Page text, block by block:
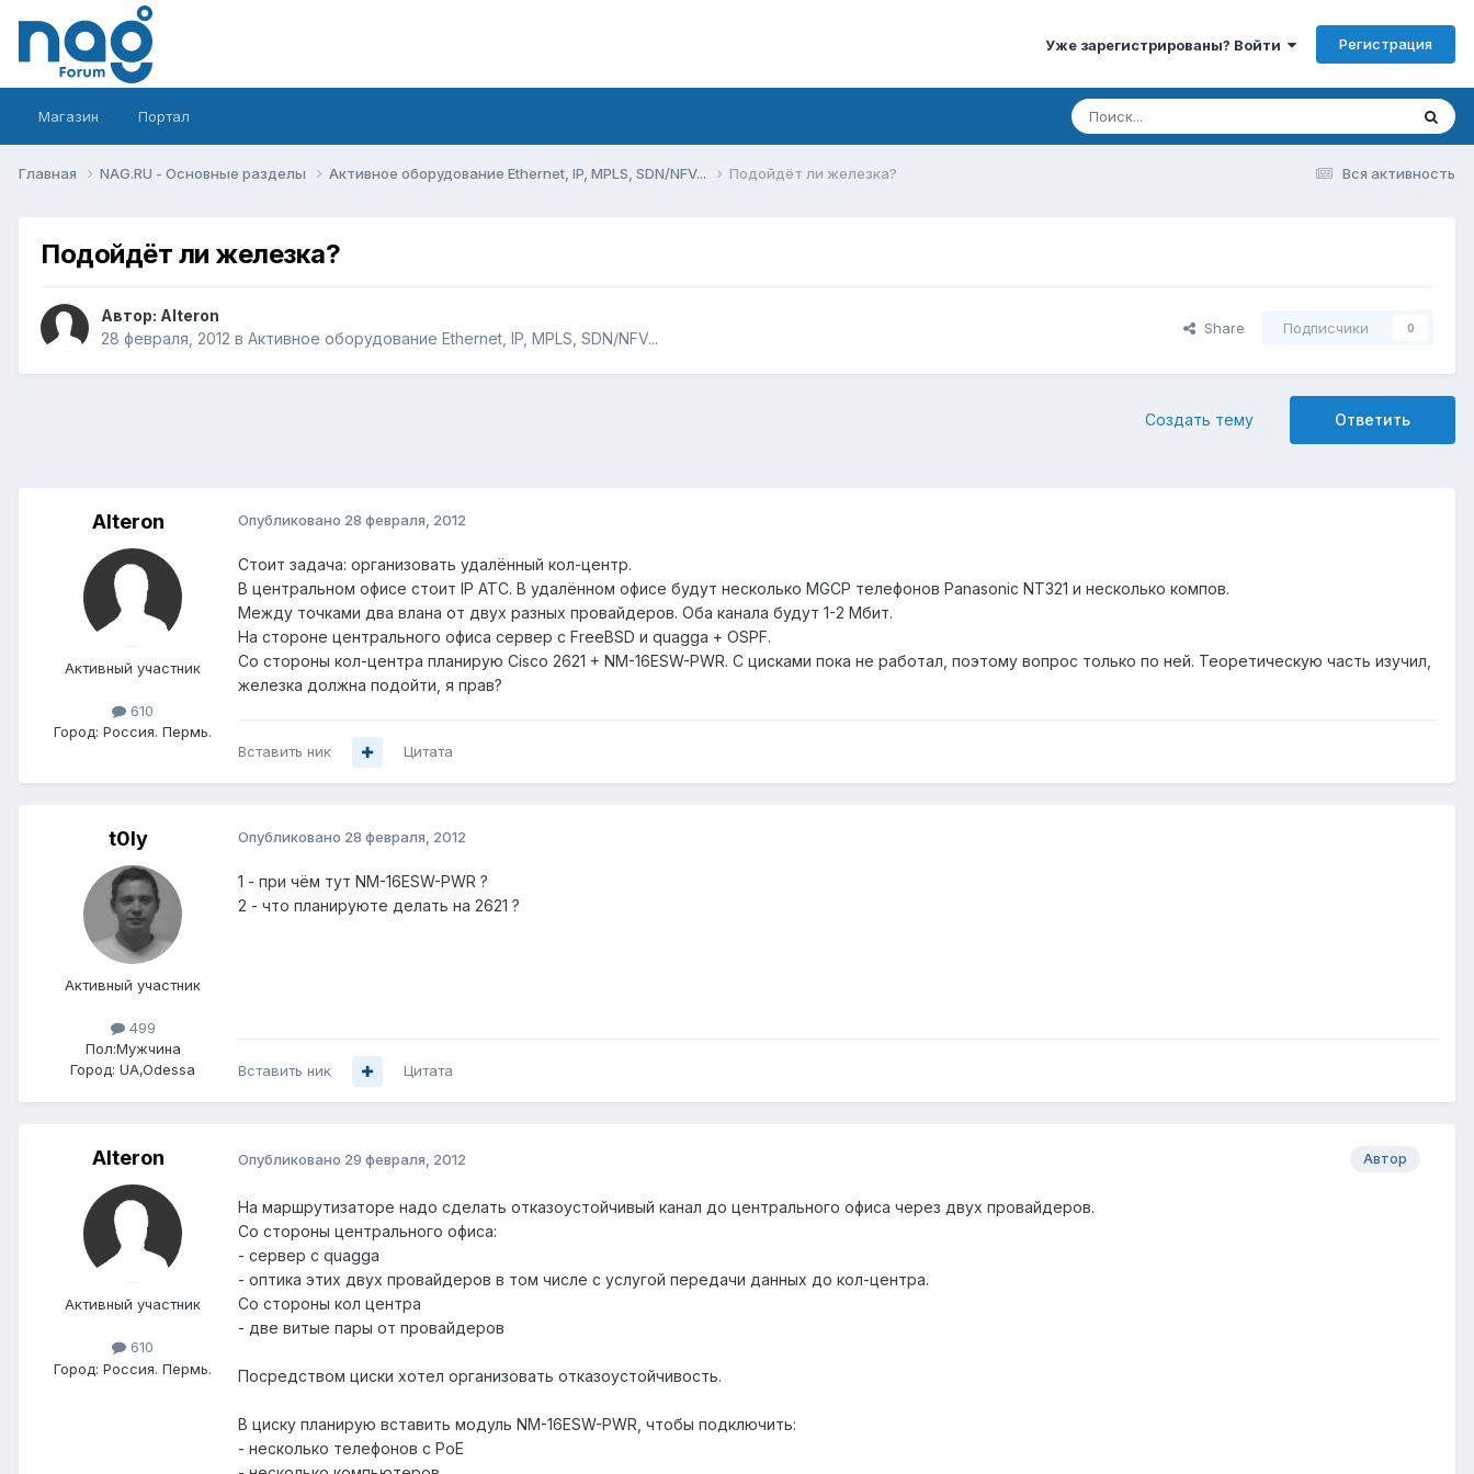
Уже зарегистрированы? Войти Регистрация
Магазин Портал
Вся активность
Главная NAG.RU - Основные разделы Активное оборудование Ethernet, IP, MPLS, SDN/NFV... Подойдёт ли железка?
Подойдёт ли железка?
Автор: Alteron
28 февраля, 2012 в Активное оборудование Ethernet, IP, MPLS, SDN/NFV...
Share Подписчики 0
Ответить
Создать тему
Alteron
Активный участник
610
Город: Россия. Пермь.
Опубликовано 28 февраля, 2012
Стоит задача: организовать удалённый кол-центр.
В центральном офисе стоит IP АТС. В удалённом офисе будут несколько MGCP телефонов Panasonic NT321 и несколько компов.
Между точками два влана от двух разных провайдеров. Оба канала будут 1-2 Мбит.
На стороне центрального офиса сервер с FreeBSD и quagga + OSPF.
Со стороны кол-центра планирую Cisco 2621 + NM-16ESW-PWR. C цисками пока не работал, поэтому вопрос только по ней. Теоретическую часть изучил,
железка должна подойти, я прав?
Вставить ник Цитата
t0ly
Активный участник
499
Пол:Мужчина
Город: UA,Odessa
Опубликовано 28 февраля, 2012
1 - при чём тут NM-16ESW-PWR ?
2 - что планируюте делать на 2621 ?
Вставить ник Цитата
Alteron
Активный участник
610
Город: Россия. Пермь.
Автор
Опубликовано 29 февраля, 2012
На маршрутизаторе надо сделать отказоустойчивый канал до центрального офиса через двух провайдеров.
Со стороны центрального офиса:
- сервер с quagga
- оптика этих двух провайдеров в том числе с услугой передачи данных до кол-центра.
Со стороны кол центра
- две витые пары от провайдеров
Посредством циски хотел организовать отказоустойчивость.
В циску планирую вставить модуль NM-16ESW-PWR, чтобы подключить:
- несколько телефонов с PoE